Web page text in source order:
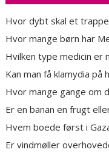
Hvor dybt skal et
Hvor mange børn har
Hvilken type medicin er
Kan man få klamydia på
Hvor mange gange om
Er en banan en frugt
Hvem boede først i
Er vindmøller